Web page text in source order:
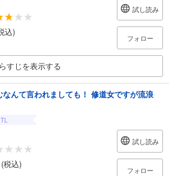
込)
試し読み
フォロー
すじを表示する
なんて言われましても！ 修道女ですが流浪
TL
税込)
試し読み
フォロー